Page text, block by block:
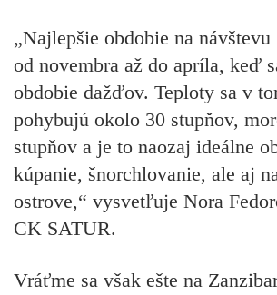
„Najlepšie obdobie na
od novembra až do apríla, keď
obdobie dažďov. Teploty sa v
pohybujú okolo 30 stupňov,
stupňov a je to naozaj ideálne
kúpanie, šnorchlovanie, ale aj
ostrove,“ vysvetľuje Nora
CK SATUR.
Vráťme sa však ešte na